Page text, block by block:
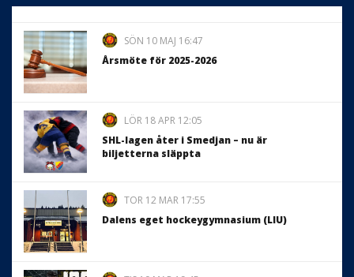
SÖN 10 MAJ 16:47
Årsmöte för 2025-2026
LÖR 18 APR 12:05
SHL-lagen åter i Smedjan – nu är
biljetterna släppta
TOR 12 MAR 17:55
Dalens eget hockeygymnasium (LIU)